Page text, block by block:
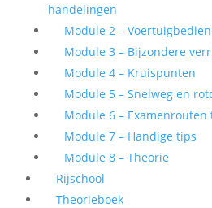
handelingen
Module 2 –
Module 3 – Bijzondere
Module 4 – Kruispunten
Module 5 – Snelweg en
Module 6 – Examenrouten
Module 7 – Handige tips
Module 8 – Theorie
Rijschool
Theorieboek